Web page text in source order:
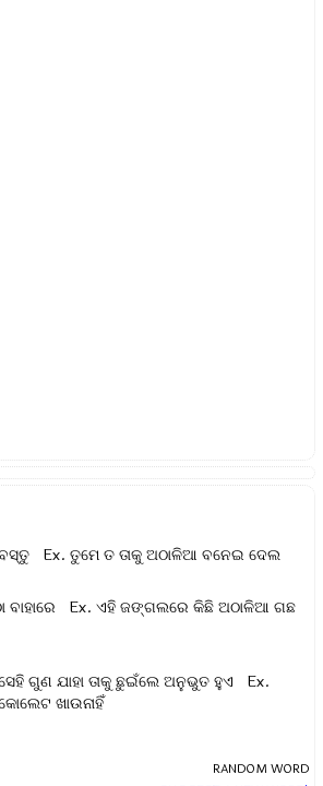
Ex.ତୁମେ ତ ତାକୁ ଅଠାଳିଆ ବନେଇ ଦେଲ
ବାହାରେ Ex.ଏହି ଜଙ୍ଗଲରେ କିଛି ଅଠାଳିଆ ଗଛ
ଗୁଣ ଯାହା ତାକୁ ଛୁଇଁଲେ ଅନୁଭୁତ ହୁଏ Ex.
ଖାଉନାହିଁ
RANDOM WORD